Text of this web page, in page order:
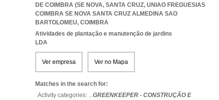
DE COIMBRA (SE NOVA, SANTA CRUZ, UNIAO FREGUESIAS
COIMBRA SE NOVA SANTA CRUZ ALMEDINA SAO
BARTOLOMEU, COIMBRA
Atividades de plantação e manutenção de jardins
LDA
Ver empresa Ver no Mapa
Matches in the search for:
Activity categories: ...GREENKEEPER - CONSTRUÇÃO E